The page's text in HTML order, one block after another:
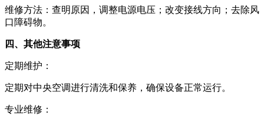
维修方法：查明原因，调整电源电压；改变接线方向；去除风
口障碍物。
四、其他注意事项
定期维护：
定期对中央空调进行清洗和保养，确保设备正常运行。
专业维修：